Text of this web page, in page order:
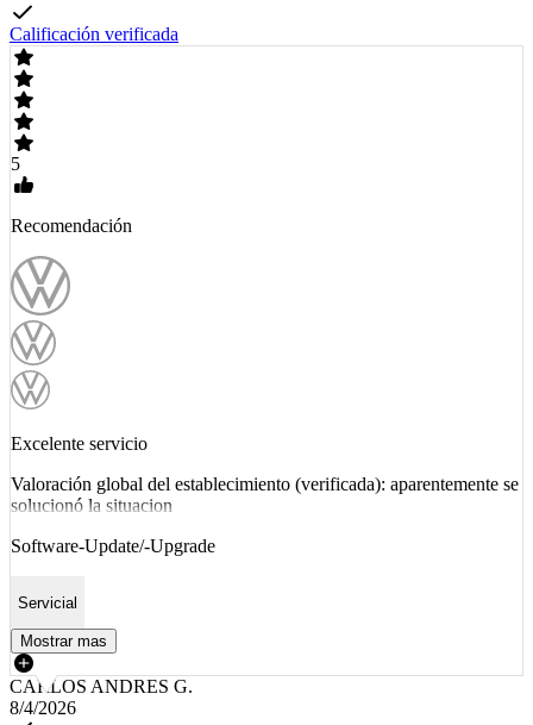
Calificación verificada
5
Recomendación
Excelente servicio
Valoración global del establecimiento (verificada): aparentemente se
solucionó la situacion
Software-Update/-Upgrade
Servicial
Mostrar mas
CARLOS ANDRES G.
8/4/2026